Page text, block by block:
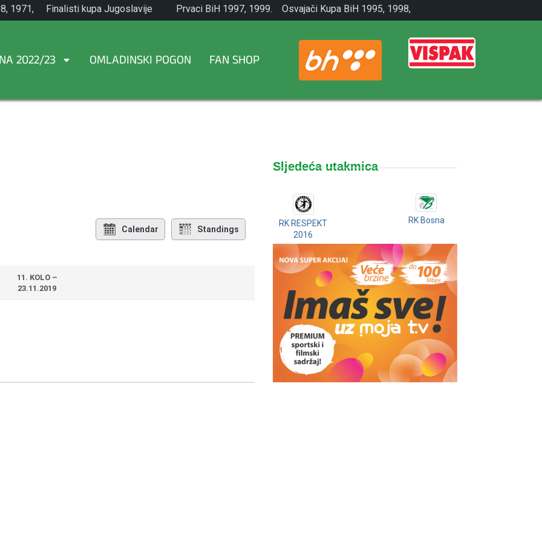
1971,
Finalisti kupa Jugoslavije
1965.
Prvaci BiH 1997, 1999.
Osvajači Kupa BiH 1995, 1998,
2001.
2022/23 OMLADINSKI POGON FAN SHOP
Calendar Standings
11. KOLO –
23.11.2019
Sljedeća utakmica
RK RESPEKT
2016
RK Bosna